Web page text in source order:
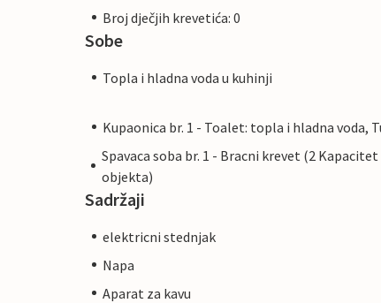
Broj dječjih krevetića: 0
Sobe
Topla i hladna voda u kuhinji
Kupaonica br. 1 - Toalet: topla i hladna voda,
Spavaca soba br. 1 - Bracni krevet (2 Kapacitet
objekta)
Sadržaji
elektricni stednjak
Napa
Aparat za kavu